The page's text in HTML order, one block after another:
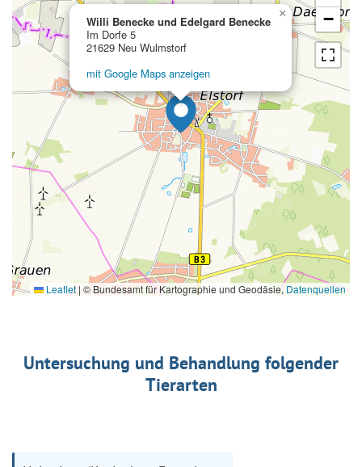
Willi Benecke und Edelgard Benecke
Im Dorfe 5
21629 Neu Wulmstorf
mit Google Maps anzeigen
×
−
Leaflet | © Bundesamt für Kartographie und Geodäsie, Datenquellen
Untersuchung und Behandlung folgender
Tierarten